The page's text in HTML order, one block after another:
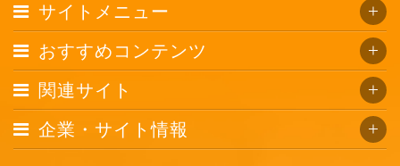
サイトメニュー
おすすめコンテンツ
関連サイト
企業・サイト情報